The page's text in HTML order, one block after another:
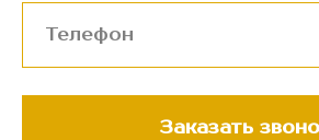
Заказать